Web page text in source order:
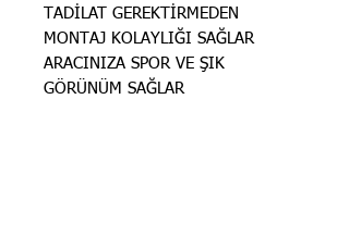
TADİLAT GEREKTİRMEDEN
MONTAJ KOLAYLIĞI SAĞLAR
ARACINIZA SPOR VE ŞIK
GÖRÜNÜM SAĞLAR